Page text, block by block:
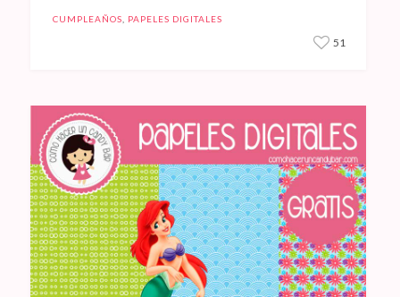
CUMPLEAÑOS PAPELES DIGITALES
51